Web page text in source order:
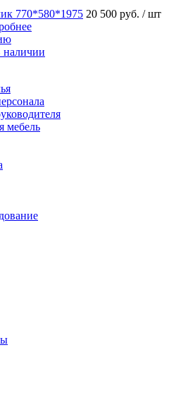
770*580*1975 20 500 руб. / шт
наличии
мебель